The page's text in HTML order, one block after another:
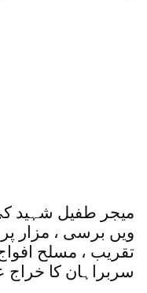
ویں برسی ، مزار پر
تقریب ، مسلح
سربراہان کا خراج